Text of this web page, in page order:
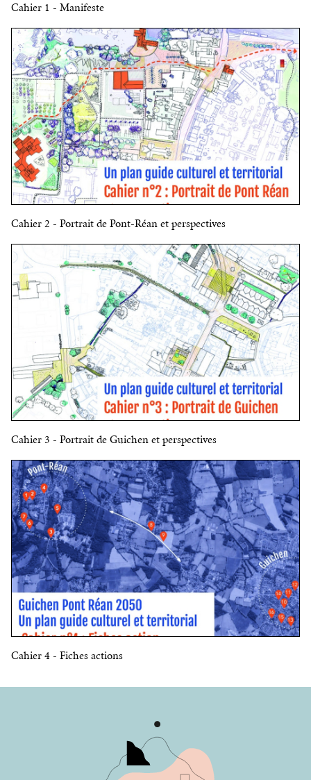
Cahier 1 - Manifeste
Cahier 2 - Portrait de Pont-Réan et perspectives
Cahier 3 - Portrait de Guichen et perspectives
Cahier 4 - Fiches actions